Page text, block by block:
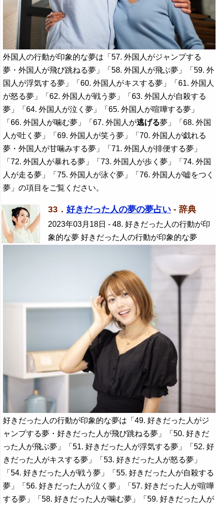
外国人の行動が印象的な夢は「57. 外国人がジャンプする
夢・外国人が飛び跳ねる夢」「58. 外国人が飛ぶ夢」「59. 外
国人が浮気する夢」「60. 外国人がキスする夢」「61. 外国人
が怒る夢」「62. 外国人が戦う夢」「63. 外国人が自殺する
夢」「64. 外国人が泣く夢」「65. 外国人が喧嘩する夢」
「66. 外国人が噛む夢」「67. 外国人が逃げる夢」「68. 外国
人が吐く夢」「69. 外国人が笑う夢」「70. 外国人が戯れる
夢・外国人が甘噛みする夢」「71. 外国人が排便する夢」
「72. 外国人が暴れる夢」「73. 外国人が歩く夢」「74. 外国
人が走る夢」「75. 外国人が泳ぐ夢」「76. 外国人が嘘をつく
夢」の項目をご覧ください。
33． 好きだった人の夢の夢占い - 辞典
2023年03月18日 - 48. 好きだった人の行動が印
象的な夢 好きだった人の行動が印象的な夢
好きだった人の行動が印象的な夢は「49. 好きだった人がジ
ャンプする夢・好きだった人が飛び跳ねる夢」「50. 好きだ
った人が飛ぶ夢」「51. 好きだった人が浮気する夢」「52. 好
きだった人がキスする夢」「53. 好きだった人が怒る夢」
「54. 好きだった人が戦う夢」「55. 好きだった人が自殺する
夢」「56. 好きだった人が泣く夢」「57. 好きだった人が喧嘩
する夢」「58. 好きだった人が噛む夢」「59. 好きだった人が